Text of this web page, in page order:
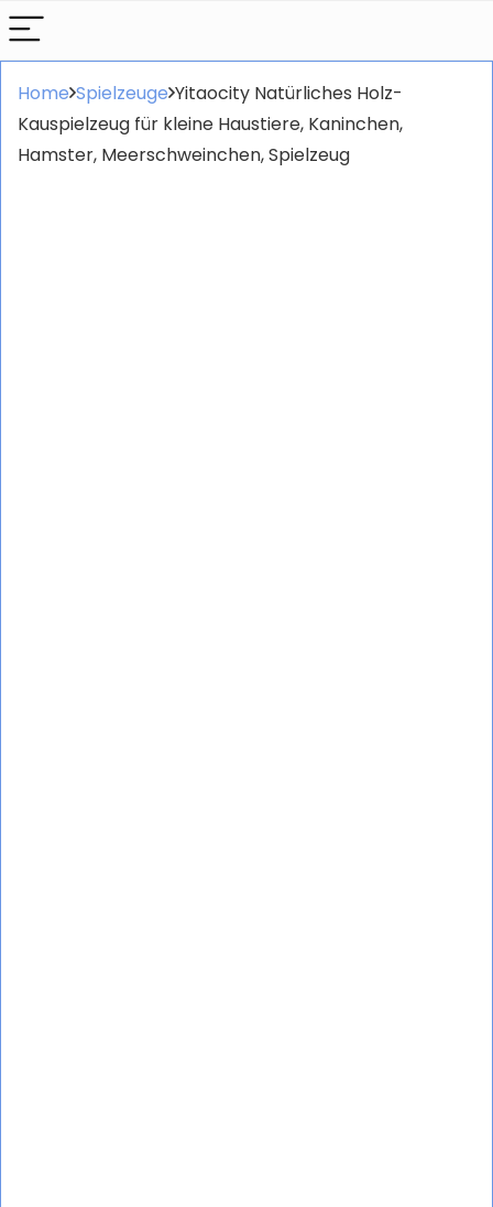
Home Spielzeuge Yitaocity Natürliches Holz-
Kauspielzeug für kleine Haustiere, Kaninchen,
Hamster, Meerschweinchen, Spielzeug